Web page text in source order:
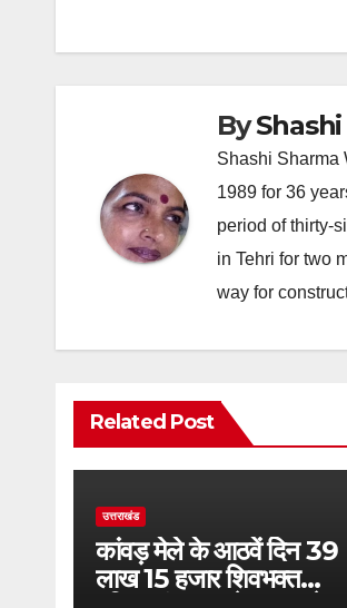
By
Shashi Sharma
1989 for 36
period of thirty-
in Tehri for two
way for
Related Post
उत्तराखंड
कांवड़ मेले के आठवें दिन 39
लाख 15 हजार शिवभक्त